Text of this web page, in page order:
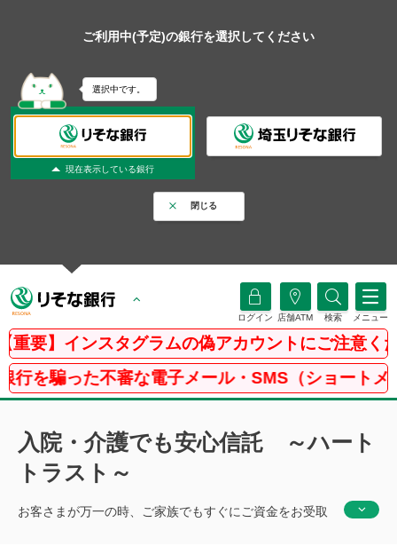
ご利用中(予定)の銀行を選択してください
選択中です。
現在表示している銀行
閉じる
ログイン 店舗ATM 検索 メニュー
要】インスタグラムの偽アカウントにご注意くださ
った不審な電子メール・SMS（ショートメッセ
入院・介護でも安心信託 ～ハート
トラスト～
お客さまが万一の時、ご家族でもすぐにご資金をお受取